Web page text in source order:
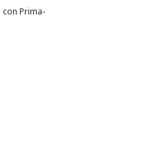
Prima-